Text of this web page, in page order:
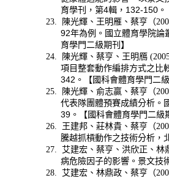
育學刊，第4輯，132-150。
23.
陳光輝、王明雁、蔡亨（
92年為例。國立體育學院論
育學門二級期刊】
24.
陳光輝、蔡亨、王明鴈
項目整套動作編排方式之比
342。【國科會體育學門二
25.
陳光輝、俞志贏、蔡亨（
代表隊團體預賽成績分析。
39。【國科會體育學門二級
26. 王建邦、莊林貴、蔡亨（
騰越抓槓動作之技術分析，
27. 艾建宏、蔡亨、洪欣正、林
病危險因子的影響。景文技
28. 艾建宏、林鼎政、蔡亨（